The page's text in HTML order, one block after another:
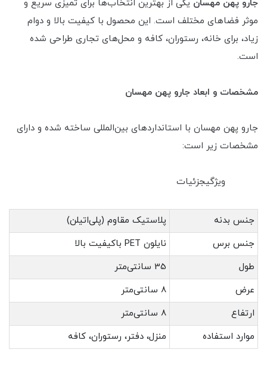
جارو پهن مهسان یکی از بهترین انتخاب‌ها برای تمیزی سریع و
موثر فضاهای مختلف است. این محصول با کیفیت بالا و دوام
زیاد، برای خانه، رستوران، کافه و محل‌های تجاری طراحی شده
است.
مشخصات و ابعاد جارو پهن مهسان
جارو پهن مهسان با استانداردهای بین‌المللی ساخته شده و دارای
مشخصات زیر است:
ویژگیجزئیات
جنس بدنه
پلاستیک مقاوم (پلی‌اتیلن)
جنس برس
نایلون PET باکیفیت بالا
طول
35 سانتی‌متر
عرض
8 سانتی‌متر
ارتفاع
8 سانتی‌متر
موارد استفاده
منزل، دفتر، رستوران، کافه